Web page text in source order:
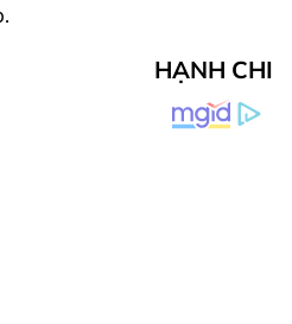
HẠNH CHI